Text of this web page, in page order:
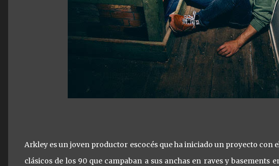
Arkley es un joven productor escocés que ha iniciado un proyecto con
clásicos de los 90 que campaban a sus anchas en raves y basements